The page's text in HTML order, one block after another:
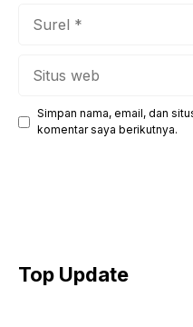
Simpan nama, email, dan
komentar saya berikutnya.
Top Update